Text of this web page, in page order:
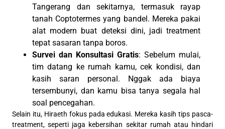
Tangerang dan sekitarnya, termasuk rayap
tanah Coptotermes yang bandel. Mereka pakai
alat modern buat deteksi dini, jadi treatment
tepat sasaran tanpa boros.
Survei dan Konsultasi Gratis: Sebelum mulai,
tim datang ke rumah kamu, cek kondisi, dan
kasih saran personal. Nggak ada biaya
tersembunyi, dan kamu bisa tanya segala hal
soal pencegahan.
Selain itu, Hiraeth fokus pada edukasi. Mereka kasih tips pasca-
treatment, seperti jaga kebersihan sekitar rumah atau hindari